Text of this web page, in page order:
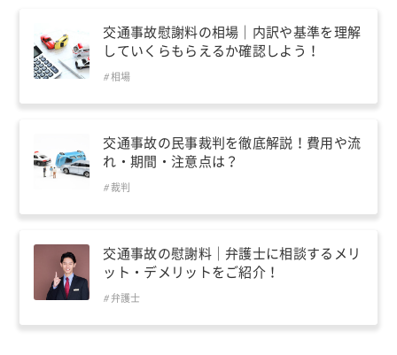
交通事故慰謝料の相場｜内訳や基準を理解
していくらもらえるか確認しよう！
相場
交通事故の民事裁判を徹底解説！費用や流
れ・期間・注意点は？
裁判
交通事故の慰謝料｜弁護士に相談するメリ
ット・デメリットをご紹介！
弁護士